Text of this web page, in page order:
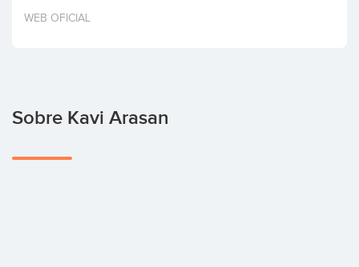
Invertir
WEB OFICIAL
Sobre Kavi Arasan